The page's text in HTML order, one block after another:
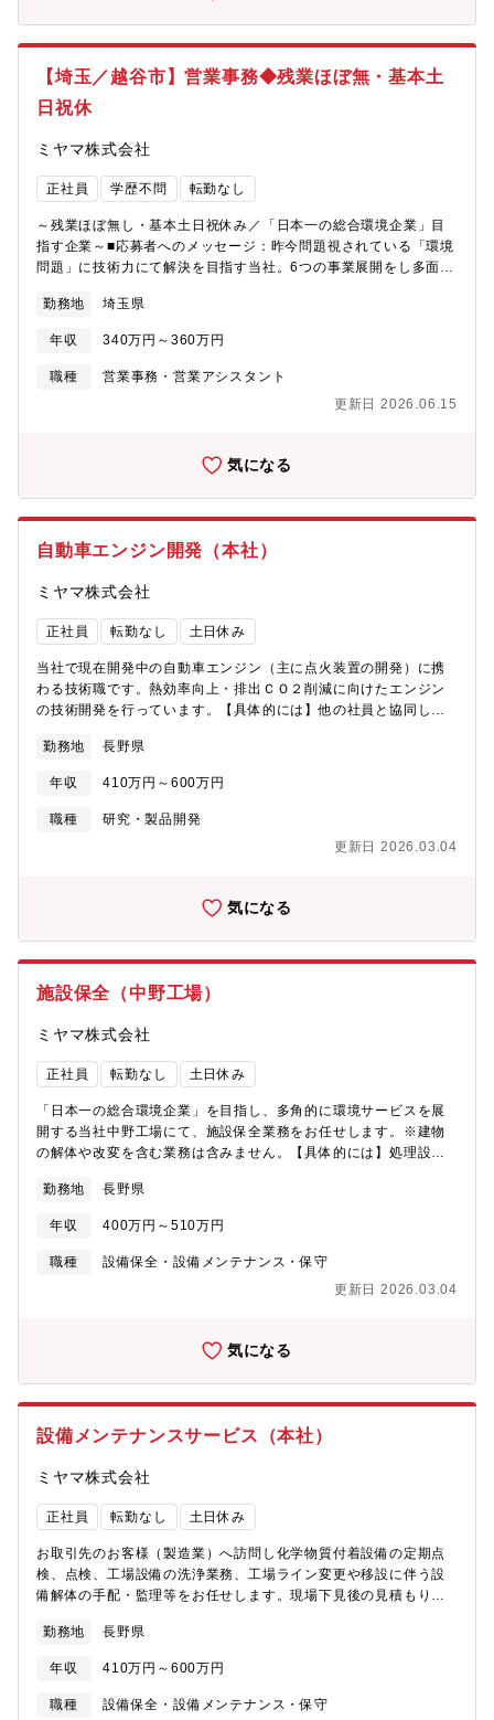
広い法務業務をお任せします。■主な業務内容・契約書の作成・レ
ビュー（AIリーガルソフトを活用）・契約書の管理・更新管理・
各部署からの法務相談対応・弁護士・専門家との折衝・後輩指
導、育成支援※新規事業での契約増加に伴い、法務の専門性を磨
く環境があります。■この仕事の魅力（1）法務の専門性を深めら
れる環境法務専門部署未経験でもOK。AIリーガルソフト活用や弁
ネジメント職へのキャリアパス管理部門の中心メンバーとして、
る“全社法務”営業・製造・技術など、さまざまな部署からの相談に
組織づくり・育成にも関われる若手2名を支えながら、組織力強化
に携われるポジション。人を育てたい方にとってやりがいの大き
い環境です。
【埼玉／越谷市】営業事務◆残業ほぼ無・基本土
日祝休
ミヤマ株式会社
正社員 学歴不問 転勤なし
～残業ほぼ無し・基本土日祝休み／「日本一の総合環境企業」目
指す企業～■応募者へのメッセージ：昨今問題視されている「環境
問題」に技術力にて解決を目指す当社。6つの事業展開をし多面的
資を惜しまず生み出した高い技術力にて売上は右肩上がり中で
す。そんな当社の営業事務ポジションを募集いたします。■業務内
容：当社埼玉営業所にて、営業事務業務に従事していただきま
す。【具体的な業務内容】・売上管理（システムへの入力、操作
頼（廃棄物収集運搬車両の手配及びお客様への連絡）・営業担当
得まで担当者が付き、きちんとサポート致します。※長くご勤務
いただける方を求めています。
勤務地 埼玉県
年収 340万円～360万円
職種
営業事務・営業アシスタント
更新日 2026.06.15
気になる
自動車エンジン開発（本社）
ミヤマ株式会社
正社員 転勤なし 土日休み
当社で現在開発中の自動車エンジン（主に点火装置の開発）に携
わる技術職です。熱効率向上・排出ＣＯ２削減に向けたエンジン
の技術開発を行っています。【具体的には】他の社員と協同し、
ンに搭載してベンチ試験を行い、燃焼実験結果を評価、解析。そ
の実験データをもとに、新たな実験計画を立てて更に改良を行い
ます。開発経験は問いませんが、自動車車体構造やエンジンにつ
いての知識がある方を募集します。入社後は業務習得まできちん
て】「日本一の総合環境企業」を企業理念とし、主に６つの分野
CO2排出減をはじめ、環境技術で「環境問題のない社会の実現」
を目指し、様々な環境サービスを提供しています。
勤務地 長野県
年収 410万円～600万円
職種
研究・製品開発
更新日 2026.03.04
気になる
施設保全（中野工場）
ミヤマ株式会社
正社員 転勤なし 土日休み
「日本一の総合環境企業」を目指し、多角的に環境サービスを展
開する当社中野工場にて、施設保全業務をお任せします。※建物
の解体や改変を含む業務は含みません。【具体的には】処理設備
きます。設備メンテナンスを行い、工場の安定稼働を支える役割
を担います。アーク溶接やガス溶接のスキルを活かし、焼却炉の
保全作業を実施。さらに、設備の保全計画やメンテナンスマニュ
アルの作成を通じて、長期的な設備管理を推進していただきま
【魅力】「日本一の総合環境企業」を企業理念とし、主に6つの分
問題に多くの企業様が課題を持っており当社のニーズは拡大中で
す。160億を超える売り上げを誇り財務基盤も安定しているので安
定性や将来性も抜群です！
勤務地 長野県
年収 400万円～510万円
職種
設備保全・設備メンテナンス・保守
更新日 2026.03.04
気になる
設備メンテナンスサービス（本社）
ミヤマ株式会社
正社員 転勤なし 土日休み
お取引先のお客様（製造業）へ訪問し化学物質付着設備の定期点
検、点検、工場設備の洗浄業務、工場ライン変更や移設に伴う設
備解体の手配・監理等をお任せします。現場下見後の見積もり作
全に関わる現場管理・現場代理人業務（協力会社の監督業務）を
中心に、担当する現場の事務業務（内勤業務）についてもご担当
いただきます。※建物への改変を伴う業務は含みません。※東北
～中部エリアにお客様がいらっしゃる為、週に4日程度の出張が発
勤務地 長野県
年収 410万円～600万円
職種
設備保全・設備メンテナンス・保守